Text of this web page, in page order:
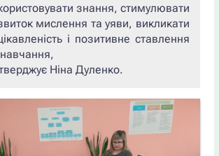
знання, стимулювати
мислення та уяви, викликати
і позитивне ставлення
Ніна Дуленко.